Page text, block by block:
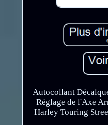
Autocollant
Réglage de l'Axe
Harley Touring